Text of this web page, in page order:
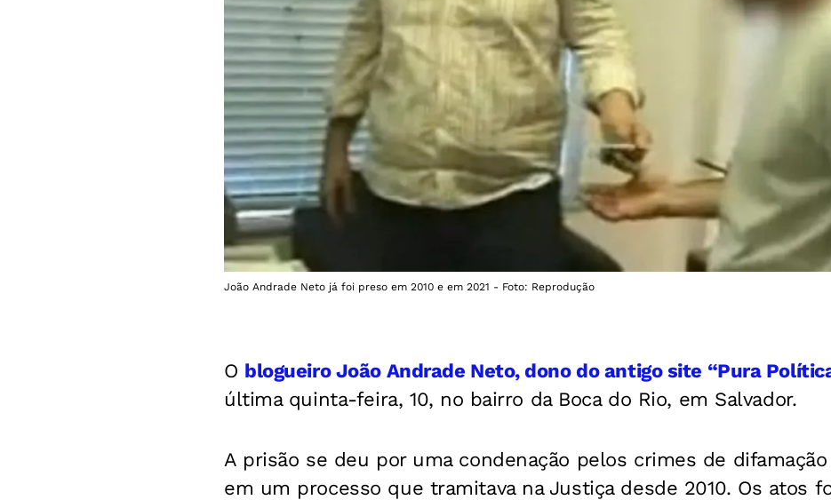
João Andrade Neto já foi preso em 2010 e em 2021 - Foto: Reprodução
O blogueiro João Andrade Neto, dono do antigo site “Pura
última quinta-feira, 10, no bairro da Boca do Rio, em Salvador.
A prisão se deu por uma condenação pelos crimes de
em um processo que tramitava na Justiça desde 2010. Os atos